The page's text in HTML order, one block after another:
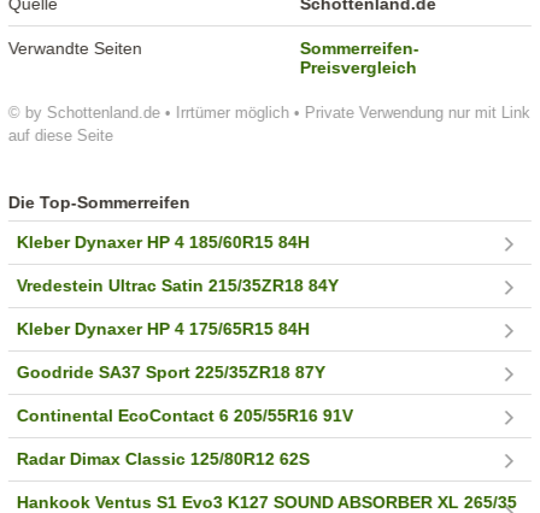
© by Schottenland.de • Irrtümer möglich • Private Verwendung nur mit Link
auf diese Seite
Verwandte Seiten
Sommerreifen-
Preisvergleich
Die Top-Sommerreifen
Kleber Dynaxer HP 4 185/60R15 84H
Vredestein Ultrac Satin 215/35ZR18 84Y
Kleber Dynaxer HP 4 175/65R15 84H
Goodride SA37 Sport 225/35ZR18 87Y
Continental EcoContact 6 205/55R16 91V
Radar Dimax Classic 125/80R12 62S
Hankook Ventus S1 Evo3 K127 SOUND ABSORBER XL 265/35